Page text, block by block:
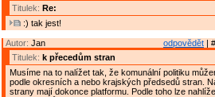
Titulek: Re:
:) tak jest!
odpovědět |
Autor: Jan
Titulek: k přecedům stran
Musíme na to nalížet tak, že komunální politiku
podle okresních a nebo krajských předsedů stran.
strany mají dokonce platformu. Podle toho lze